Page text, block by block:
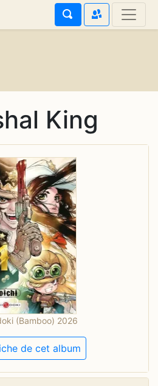
King
(Bamboo) 2026
de cet album